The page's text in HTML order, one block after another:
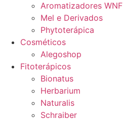
Aromatizadores WNF
Mel e Derivados
Phytoterápica
Cosméticos
Alegoshop
Fitoterápicos
Bionatus
Herbarium
Naturalis
Schraiber